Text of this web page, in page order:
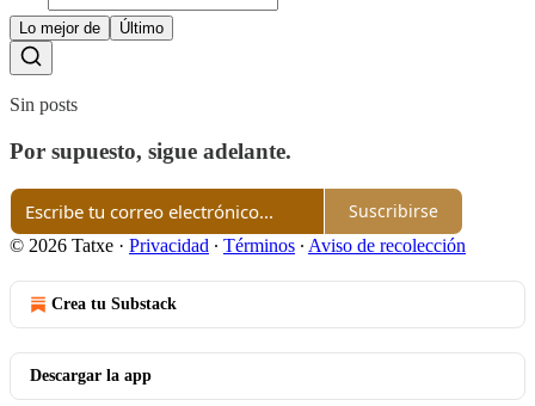
Lo mejor de Último
Sin posts
Por supuesto, sigue adelante.
Suscribirse
© 2026 Tatxe · Privacidad ∙ Términos ∙ Aviso de recolección
Crea tu Substack
Descargar la app